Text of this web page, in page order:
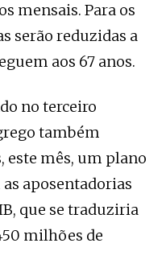
mensais. Para os
serão reduzidas a
aos 67 anos.
no terceiro
também
este mês, um plano
aposentadorias
que se traduziria
milhões de